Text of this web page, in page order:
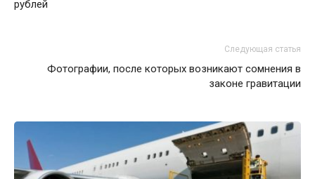
рублей
Следующая статья
Фотографии, после которых возникают сомнения в
законе гравитации